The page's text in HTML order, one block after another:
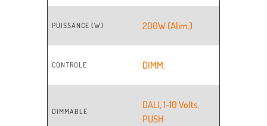
PUISSANCE (W) 200W (Alim.)
CONTROLE DIMM.
DIMMABLE
DALI,1-10 Volts,
PUSH